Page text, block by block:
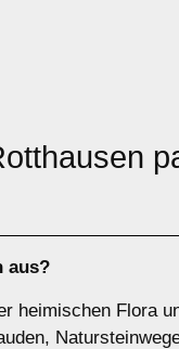
aus?
heimischen Flora